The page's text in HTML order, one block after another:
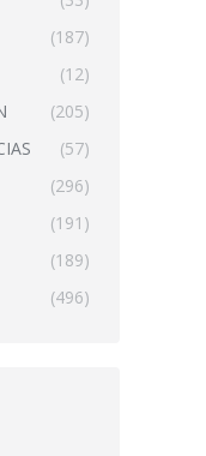
(187)
(12)
(205)
(57)
(296)
(191)
(189)
(496)